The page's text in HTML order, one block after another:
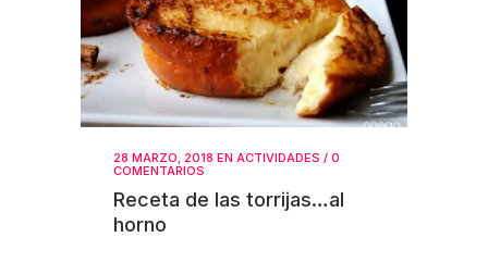
28 MARZO, 2018 EN ACTIVIDADES / 0
COMENTARIOS
Receta de las torrijas…al
horno